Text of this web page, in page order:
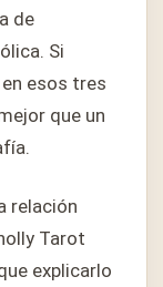
de
Si
esos tres
que un
relación
Tarot
explicarlo